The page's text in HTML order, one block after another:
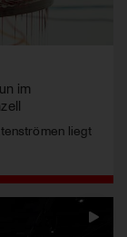
im
liegt